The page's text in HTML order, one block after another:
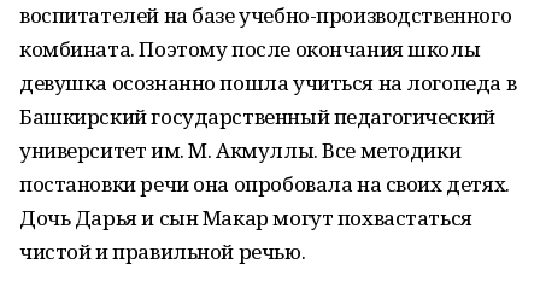
воспитателей на базе учебно-производственного
комбината. Поэтому после окончания школы
девушка осознанно пошла учиться на логопеда в
Башкирский государственный педагогический
университет им. М. Акмуллы. Все методики
постановки речи она опробовала на своих детях.
Дочь Дарья и сын Макар могут похвастаться
чистой и правильной речью.